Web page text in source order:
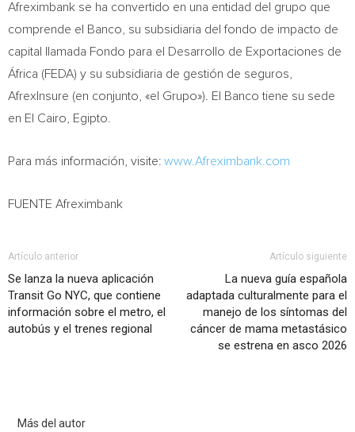
Afreximbank se ha convertido en una entidad del grupo que
comprende el Banco, su subsidiaria del fondo de impacto de
capital llamada Fondo para el Desarrollo de Exportaciones de
África (FEDA) y su subsidiaria de gestión de seguros,
AfrexInsure (en conjunto, «el Grupo»). El Banco tiene su sede
en El Cairo, Egipto.
Para más información, visite: www.Afreximbank.com
FUENTE Afreximbank
Artículo anterior
Se lanza la nueva aplicación
Transit Go NYC, que contiene
información sobre el metro, el
autobús y el trenes regional
Artículo siguiente
La nueva guía española
adaptada culturalmente para el
manejo de los síntomas del
cáncer de mama metastásico
se estrena en asco 2026
Más del autor